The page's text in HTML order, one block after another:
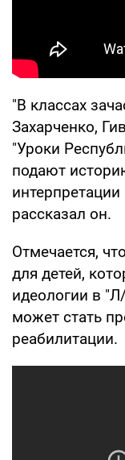
"В классах
Захарченко,
"Уроки
подают
рассказал он.
Отмечается,
для детей,
идеологии в
может стать
реабилитации.